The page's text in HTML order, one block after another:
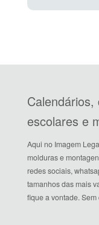
escolares e
Aqui no Imagem
molduras e
redes sociais,
tamanhos das mais
fique a vontade.